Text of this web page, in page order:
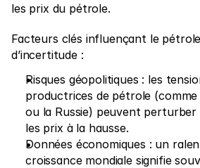
les prix du pétrole.
Facteurs clés influençant le
d’incertitude :
Risques géopolitiques : les
productrices de pétrole
ou la Russie) peuvent perturber
les prix à la hausse.
Données économiques : un
croissance mondiale signifie